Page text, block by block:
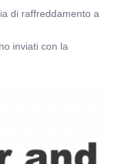
di raffreddamento a
inviati con la